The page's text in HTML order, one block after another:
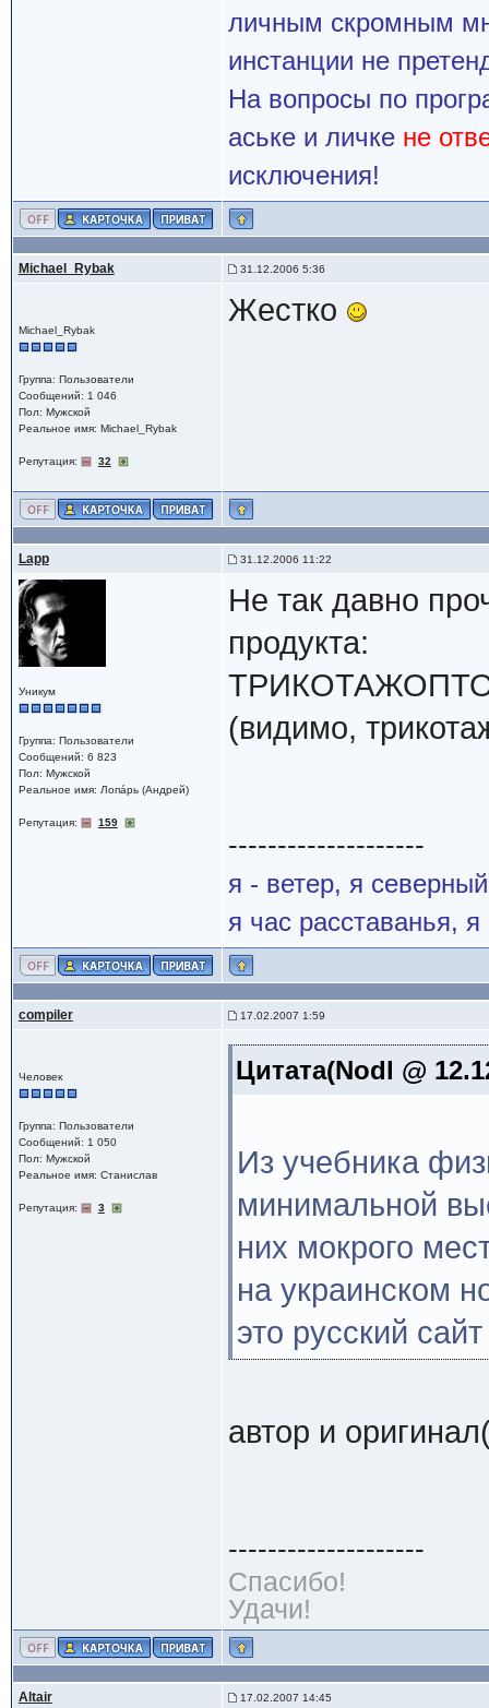
личным скромным
инстанции не
На вопросы по
аське и личке не
исключения!
Michael_Rybak 31.12.2006 5:36
Michael_Rybak
Группа: Пользователи
Сообщений: 1 046
Пол: Мужской
Реальное имя: Michael_Rybak
Репутация: 32
Жестко
Lapp 31.12.2006 11:22
Уникум
Группа: Пользователи
Сообщений: 6 823
Пол: Мужской
Реальное имя: Лопáрь (Андрей)
Репутация: 159
Не так давно
продукта:
(видимо,
--------------------
я - ветер, я
я час расставанья,
compiler 17.02.2007 1:59
Человек
Группа: Пользователи
Сообщений: 1 050
Пол: Мужской
Реальное имя: Станислав
Репутация: 3
Цитата(Nodl @
Из учебника
минимальной
них мокрого
на украинском
это русский
автор и
--------------------
Спасибо!
Удачи!
Altair 17.02.2007 14:45